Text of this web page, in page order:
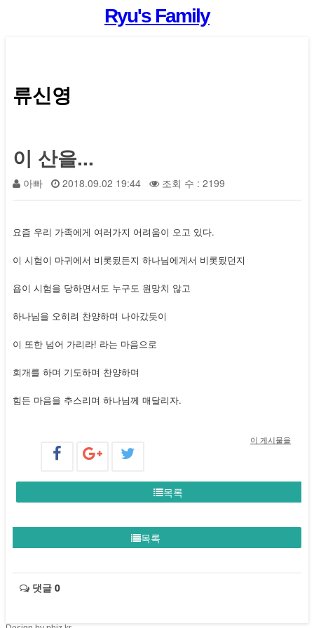
류신영
이 산을...
아빠 2018.09.02 19:44 조회 수 : 2199
요즘 우리 가족에게 여러가지 어려움이 오고 있다.
이 시험이 마귀에서 비롯됬든지 하나님에게서 비롯됬던지
욥이 시험을 당하면서도 누구도 원망치 않고
하나님을 오히려 찬양하며 나아갔듯이
이 또한 넘어 가리라! 라는 마음으로
회개를 하며 기도하며 찬양하며
힘든 마음을 추스리며 하나님께 매달리자.
이 게시물을
목록
목록
댓글 0
Ryu's Family